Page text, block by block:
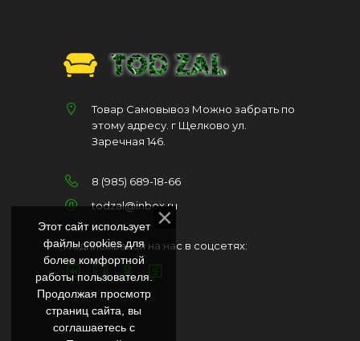
Товар Самовывоз Можно забрать по
этому адресу. г Щелково ул.
Заречная 146.
8 (985) 689-18-66
todzal@inbox.ru
Подписывайся на нас в соцсетях:
Этот сайт использует
файлы cookies для
более комфортной
работы пользователя.
Продолжая просмотр
страниц сайта, вы
соглашаетесь с